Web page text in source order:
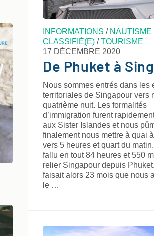
INFORMATIONS / NAUTISME
CLASSIFIÉ(E) /TOURISME
17 DÉCEMBRE 2020
De Phuket à
Nous sommes entrés dans les
territoriales de Singapour vers
quatrième nuit. Les formalités
d’immigration furent
aux Sister Islandes et nous
finalement nous mettre à quai
vers 5 heures et quart du
fallu en tout 84 heures et 550
relier Singapour depuis
faisait alors 23 mois que nous
le …